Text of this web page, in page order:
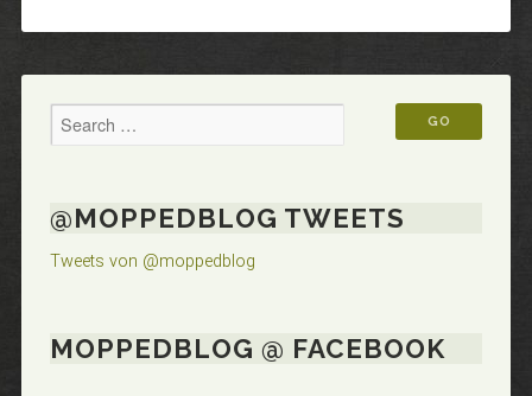
@MOPPEDBLOG TWEETS
Tweets von @moppedblog
MOPPEDBLOG @ FACEBOOK